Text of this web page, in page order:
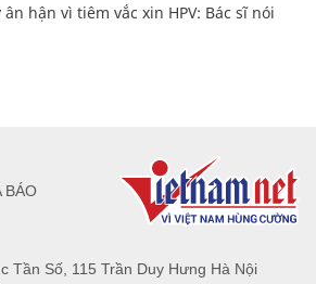
hận vì tiêm vắc xin HPV: Bác sĩ nói
Tần Số, 115 Trần Duy Hưng Hà Nội
BÁO